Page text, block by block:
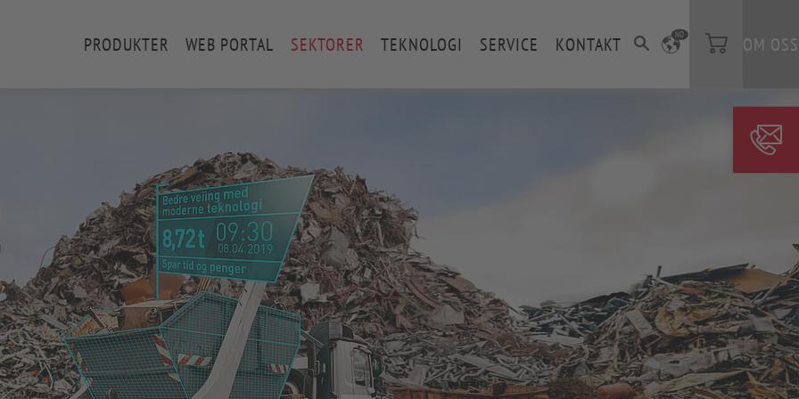
PRODUKTER WEB PORTAL SEKTORER TEKNOLOGI SERVICE KONTAKT NO OM OSS